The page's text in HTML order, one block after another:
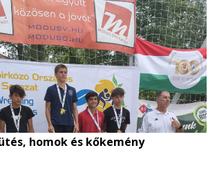
homok és kőkemény